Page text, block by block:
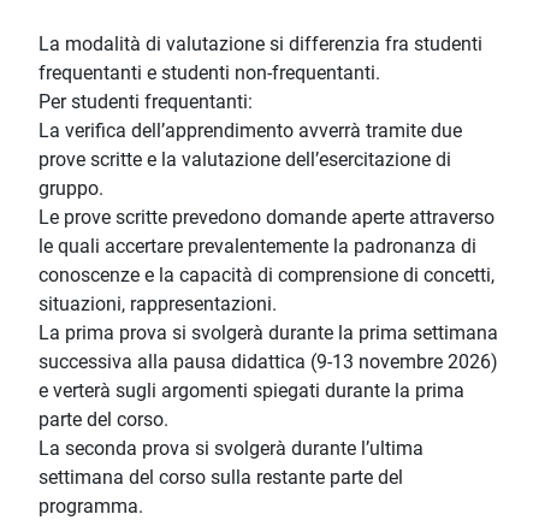
La modalità di valutazione si differenzia fra studenti
frequentanti e studenti non-frequentanti.
Per studenti frequentanti:
La verifica dell’apprendimento avverrà tramite due
prove scritte e la valutazione dell’esercitazione di
gruppo.
Le prove scritte prevedono domande aperte attraverso
le quali accertare prevalentemente la padronanza di
conoscenze e la capacità di comprensione di concetti,
situazioni, rappresentazioni.
La prima prova si svolgerà durante la prima settimana
successiva alla pausa didattica (9-13 novembre 2026)
e verterà sugli argomenti spiegati durante la prima
parte del corso.
La seconda prova si svolgerà durante l’ultima
settimana del corso sulla restante parte del
programma.